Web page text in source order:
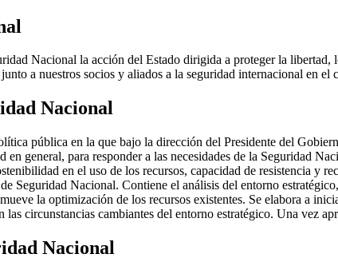
Nacional la acción del Estado dirigida a proteger la
a nuestros socios y aliados a la seguridad internacional en
Nacional
pública en la que bajo la dirección del Presidente del
en general, para responder a las necesidades de la Seguridad
en el uso de los recursos, capacidad de resistencia y
Seguridad Nacional. Contiene el análisis del entorno
la optimización de los recursos existentes. Se elabora a
circunstancias cambiantes del entorno estratégico. Una vez
Nacional